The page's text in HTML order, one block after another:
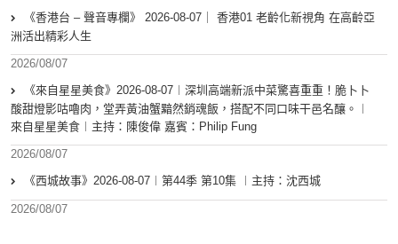
《香港台 – 聲音專欄》 2026-08-07｜ 香港01 老齡化新視角 在高齡亞
洲活出精彩人生
2026/08/07
《來自星星美食》2026-08-07︱深圳高端新派中菜驚喜重重！脆卜卜
酸甜燈影咕嚕肉，堂弄黃油蟹黯然銷魂飯，搭配不同口味干邑名釀。︱
來自星星美食︱主持：陳俊偉 嘉賓：Philip Fung
2026/08/07
《西城故事》2026-08-07︱第44季 第10集 ︱主持：沈西城
2026/08/07